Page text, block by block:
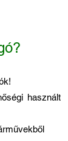
használt